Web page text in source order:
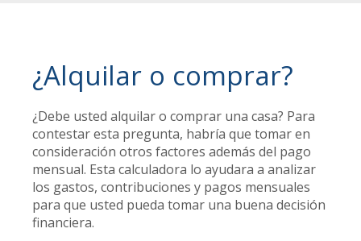
¿Alquilar o comprar?
¿Debe usted alquilar o comprar una casa? Para
contestar esta pregunta, habría que tomar en
consideración otros factores además del pago
mensual. Esta calculadora lo ayudara a analizar
los gastos, contribuciones y pagos mensuales
para que usted pueda tomar una buena decisión
financiera.